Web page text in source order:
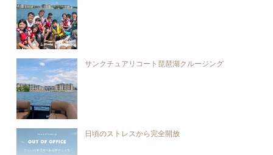
サンクチュアリコート琵琶湖クルージング
日頃のストレスから完全開放